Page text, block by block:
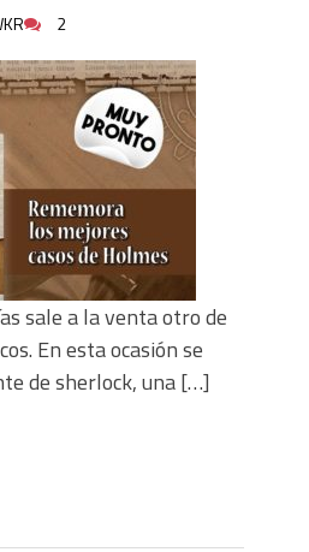
2
sale a la venta otro de
En esta ocasión se
de sherlock, una […]